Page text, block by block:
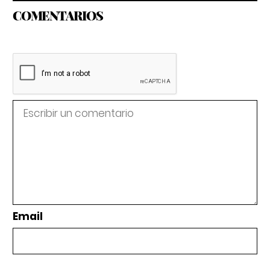
COMENTARIOS
Email